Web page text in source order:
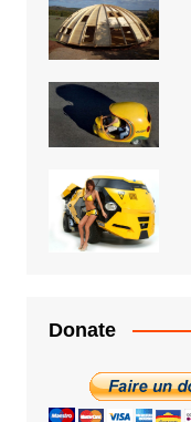
Donate